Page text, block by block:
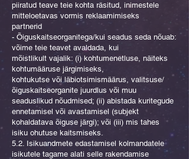
piiratud teave teie kohta räsitud, inimestele
mitteloetavas vormis reklaamimiseks
partnerid
- Õiguskaitseorganitega/kui seadus seda nõuab:
võime teie teavet avaldada, kui
mõistlikult vajalik: (i) kohtumenetluse, näiteks
kohtumääruse järgimiseks,
kohtukutse või läbiotsimismäärus, valitsuse/
õiguskaitseorganite juurdlus või muu
seaduslikud nõudmised; (ii) abistada kuritegude
ennetamisel või avastamisel (subjekt
kohaldatava õiguse järgi); või (iii) mis tahes
isiku ohutuse kaitsmiseks.
5.2. Isikuandmete edastamisel kolmandatele
isikutele tagame alati selle rakendamise